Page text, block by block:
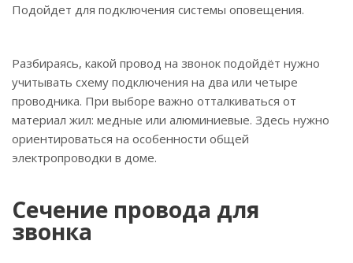
Подойдет для подключения системы оповещения.
Разбираясь, какой провод на звонок подойдёт нужно
учитывать схему подключения на два или четыре
проводника. При выборе важно отталкиваться от
материал жил: медные или алюминиевые. Здесь нужно
ориентироваться на особенности общей
электропроводки в доме.
Сечение провода для
звонка